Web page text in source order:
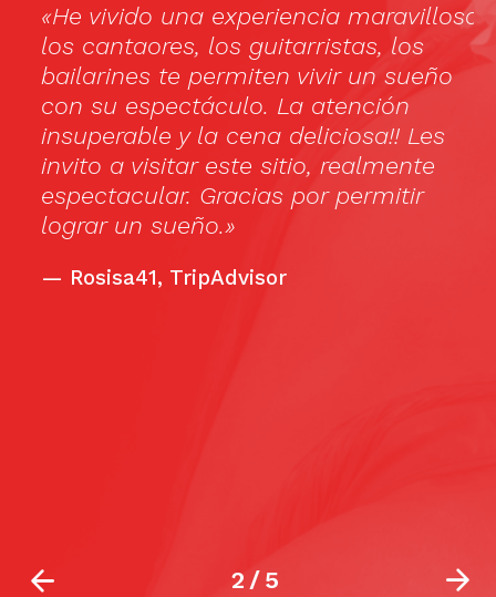
«He vivido una experiencia maravillosa,
los cantaores, los guitarristas, los
bailarines te permiten vivir un sueño
con su espectáculo. La atención
insuperable y la cena deliciosa!! Les
invito a visitar este sitio, realmente
espectacular. Gracias por permitir
lograr un sueño.»
—Rosisa41, TripAdvisor
2/5